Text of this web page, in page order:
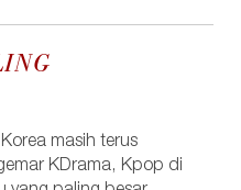
masih terus
KDrama, Kpop di